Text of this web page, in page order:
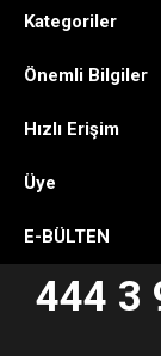
Kategoriler
Önemli Bilgiler
Hızlı Erişim
Üye
E-BÜLTEN
444 3